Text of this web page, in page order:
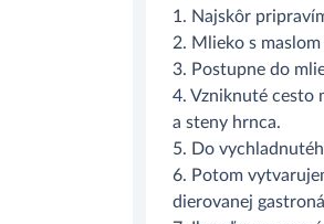
1. Najskôr
2. Mlieko s
3. Postupne do
4. Vzniknuté cesto
a steny hrnca.
5. Do
6. Potom
dierovanej